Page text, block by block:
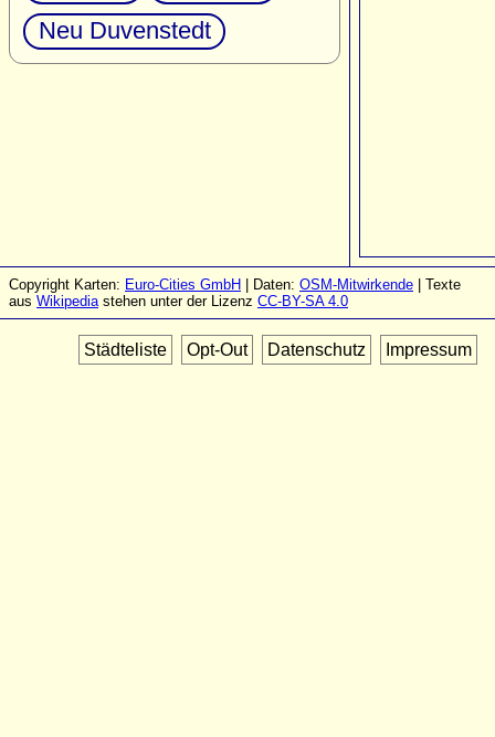
Neu Duvenstedt
Copyright Karten: Euro-Cities GmbH | Daten: OSM-Mitwirkende | Texte
aus Wikipediastehen unter der Lizenz CC-BY-SA 4.0
Städteliste Opt-Out Datenschutz Impressum